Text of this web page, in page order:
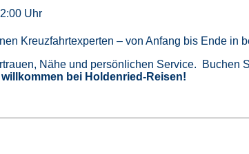
Uhr
Kreuzfahrtexperten – von Anfang bis Ende in
Nähe und persönlichen Service. Buchen
willkommen bei Holdenried-Reisen!